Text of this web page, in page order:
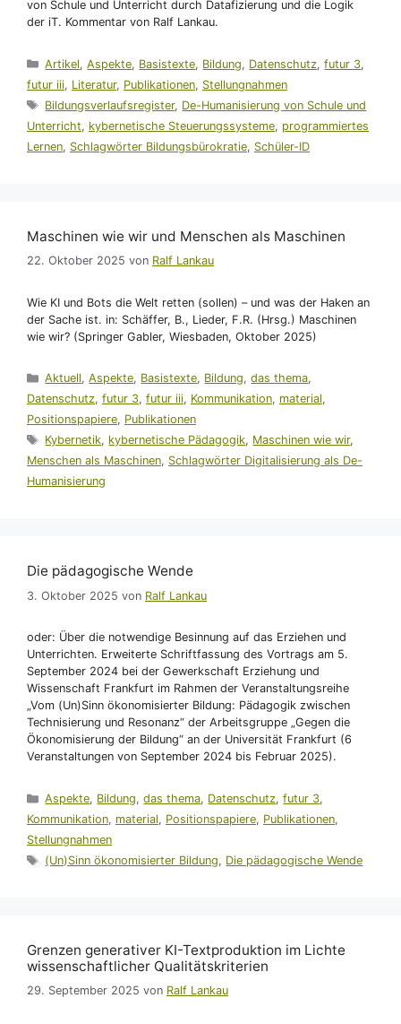
von Schule und Unterricht durch Datafizierung und die Logik
der iT. Kommentar von Ralf Lankau.
Kategorien
Artikel,Aspekte, Basistexte, Bildung, Datenschutz,futur 3,
futur iii, Literatur, Publikationen, Stellungnahmen
Schlagwörter
Bildungsverlaufsregister, De-Humanisierung von Schule und
Unterricht, kybernetische Steuerungssysteme, programmiertes
Lernen, Schlagwörter Bildungsbürokratie, Schüler-ID
Maschinen wie wir und Menschen als Maschinen
22. Oktober 2025 von Ralf Lankau
Wie KI und Bots die Welt retten (sollen) – und was der Haken an
der Sache ist. in: Schäffer, B., Lieder, F.R. (Hrsg.) Maschinen
wie wir? (Springer Gabler, Wiesbaden, Oktober 2025)
Kategorien
Aktuell,Aspekte, Basistexte, Bildung,das thema,
Datenschutz, futur 3, futur iii, Kommunikation, material,
Positionspapiere, Publikationen
Schlagwörter
Kybernetik, kybernetische Pädagogik, Maschinen wie wir,
Menschen als Maschinen, Schlagwörter Digitalisierung als De-
Humanisierung
Die pädagogische Wende
3. Oktober 2025 von Ralf Lankau
oder: Über die notwendige Besinnung auf das Erziehen und
Unterrichten. Erweiterte Schriftfassung des Vortrags am 5.
September 2024 bei der Gewerkschaft Erziehung und
Wissenschaft Frankfurt im Rahmen der Veranstaltungsreihe
„Vom (Un)Sinn ökonomisierter Bildung: Pädagogik zwischen
Technisierung und Resonanz“ der Arbeitsgruppe „Gegen die
Ökonomisierung der Bildung“ an der Universität Frankfurt (6
Veranstaltungen von September 2024 bis Februar 2025).
Kategorien
Aspekte, Bildung,das thema, Datenschutz,futur 3,
Kommunikation, material, Positionspapiere, Publikationen,
Stellungnahmen
Schlagwörter
(Un)Sinn ökonomisierter Bildung, Die pädagogische Wende
Grenzen generativer KI-Textproduktion im Lichte
wissenschaftlicher Qualitätskriterien
29. September 2025 von Ralf Lankau